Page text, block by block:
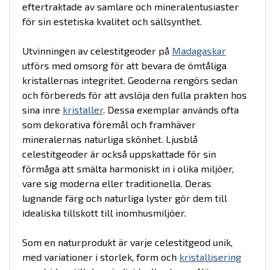
eftertraktade av samlare och mineralentusiaster
för sin estetiska kvalitet och sällsynthet.
Utvinningen av celestitgeoder på Madagaskar
utförs med omsorg för att bevara de ömtåliga
kristallernas integritet. Geoderna rengörs sedan
och förbereds för att avslöja den fulla prakten hos
sina inre kristaller. Dessa exemplar används ofta
som dekorativa föremål och framhäver
mineralernas naturliga skönhet. Ljusblå
celestitgeoder är också uppskattade för sin
förmåga att smälta harmoniskt in i olika miljöer,
vare sig moderna eller traditionella. Deras
lugnande färg och naturliga lyster gör dem till
idealiska tillskott till inomhusmiljöer.
Som en naturprodukt är varje celestitgeod unik,
med variationer i storlek, form och kristallisering